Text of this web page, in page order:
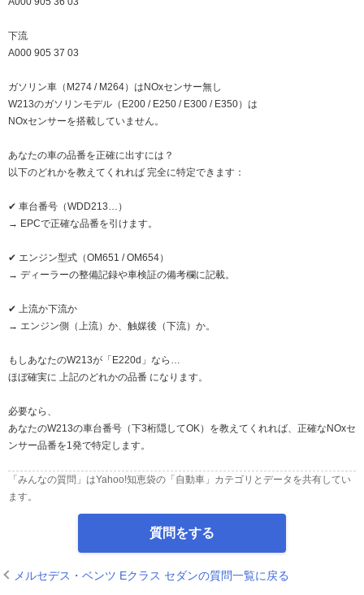
下流
A000 905 37 03
ガソリン車（M274 / M264）はNOxセンサー無し
W213のガソリンモデル（E200 / E250 / E300 / E350）は
NOxセンサーを搭載していません。
あなたの車の品番を正確に出すには？
以下のどれかを教えてくれれば 完全に特定できます：
✔ 車台番号（WDD213…）
→ EPCで正確な品番を引けます。
✔ エンジン型式（OM651 / OM654）
→ ディーラーの整備記録や車検証の備考欄に記載。
✔ 上流か下流か
→ エンジン側（上流）か、触媒後（下流）か。
もしあなたのW213が「E220d」なら…
ほぼ確実に 上記のどれかの品番 になります。
必要なら、
あなたのW213の車台番号（下3桁隠してOK）を教えてくれれば、正確なNOxセ
ンサー品番を1発で特定します。
「みんなの質問」はYahoo!知恵袋の「自動車」カテゴリとデータを共有してい
ます。
質問をする
メルセデス・ベンツ Eクラス セダンの質問一覧に戻る